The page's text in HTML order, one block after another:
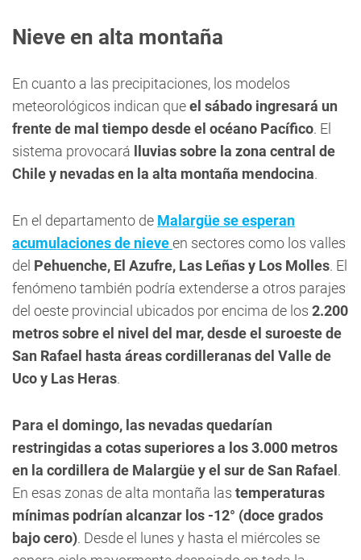
Nieve en alta montaña
En cuanto a las precipitaciones, los modelos
meteorológicos indican queel sábado ingresará un
frente de mal tiempo desde el océano Pacífico. El
sistema provocará lluvias sobre la zona central de
Chile y nevadas en la alta montaña mendocina.
En el departamento de Malargüe se esperan
acumulaciones de nieveen sectores como los valles
del Pehuenche, El Azufre, Las Leñas y Los Molles. El
fenómeno también podría extenderse a otros parajes
del oeste provincial ubicados por encima de los 2.200
metros sobre el nivel del mar, desde el suroeste de
San Rafael hasta áreas cordilleranas del Valle de
Uco y Las Heras.
Para el domingo, las nevadas quedarían
restringidas a cotas superiores a los 3.000 metros
en la cordillera de Malargüe y el sur de San Rafael .
En esas zonas de alta montaña las temperaturas
mínimas podrían alcanzar los -12° (doce grados
bajo cero). Desde el lunes y hasta el miércoles se